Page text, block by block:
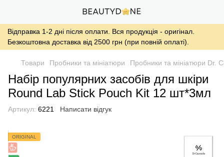
Відправка 1-2 дні після оплати. Вся продукція - оригінал.
Безкоштовна доставка від 2500 грн (при повній оплаті).
Товари Пробники та мініатюри Пробники та мініатюри Dr.
Набір популярних засобів для шкіри
Round Lab Stick Pouch Kit 12 шт*3мл
Артикул: 6221 Написати відгук
ORIGINAL